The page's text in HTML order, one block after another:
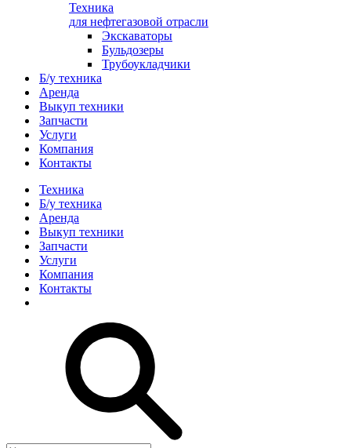
Техника
для нефтегазовой отрасли
Экскаваторы
Бульдозеры
Трубоукладчики
Б/у техника
Аренда
Выкуп техники
Запчасти
Услуги
Компания
Контакты
Техника
Б/у техника
Аренда
Выкуп техники
Запчасти
Услуги
Компания
Контакты